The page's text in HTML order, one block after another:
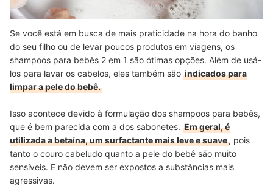
Se você está em busca de mais praticidade na hora do banho
do seu filho ou de levar poucos produtos em viagens, os
shampoos para bebês 2 em 1 são ótimas opções. Além de usá-
los para lavar os cabelos, eles também são indicados para
limpar a pele do bebê.
Isso acontece devido à formulação dos shampoos para bebês,
que é bem parecida com a dos sabonetes. Em geral, é
utilizada a betaína, um surfactante mais leve e suave, pois
tanto o couro cabeludo quanto a pele do bebê são muito
sensíveis. E não devem ser expostos a substâncias mais
agressivas.